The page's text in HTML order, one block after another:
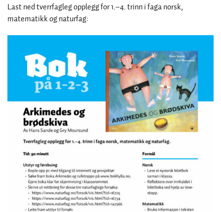
Last ned tverrfagleg opplegg for 1.–4. trinn i faga norsk,
matematikk og naturfag: